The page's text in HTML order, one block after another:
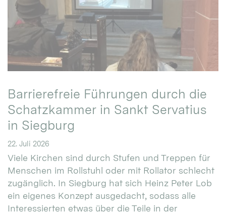
Barrierefreie Führungen durch die
Schatzkammer in Sankt Servatius
in Siegburg
22. Juli 2026
Viele Kirchen sind durch Stufen und Treppen für
Menschen im Rollstuhl oder mit Rollator schlecht
zugänglich. In Siegburg hat sich Heinz Peter Lob
ein eigenes Konzept ausgedacht, sodass alle
Interessierten etwas über die Teile in der